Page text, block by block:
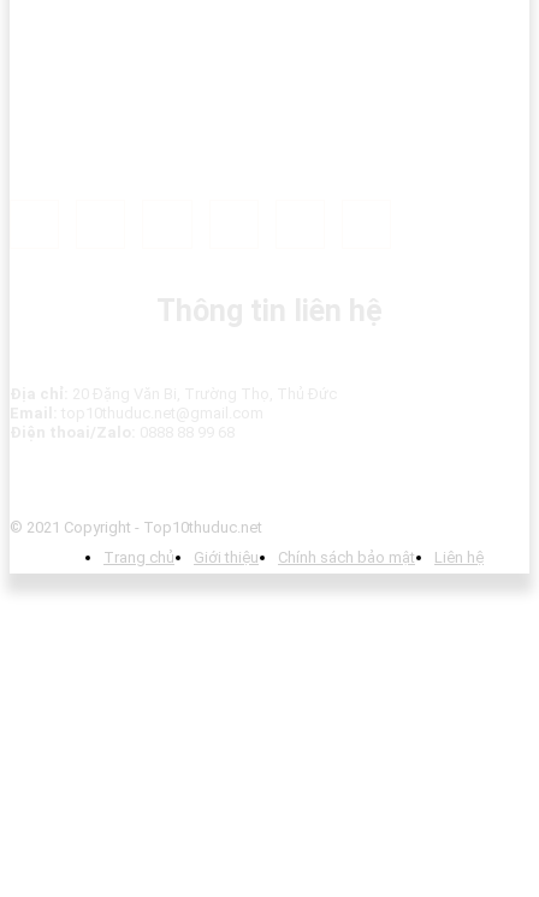
© 2021 Copyright - Top10thuduc.net
Trang chủ
Giới thiệu Chính sách bảo mật Liên hệ